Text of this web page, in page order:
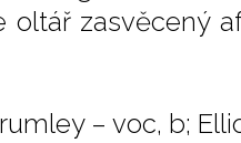
oltář zasvěcený
– voc, b;